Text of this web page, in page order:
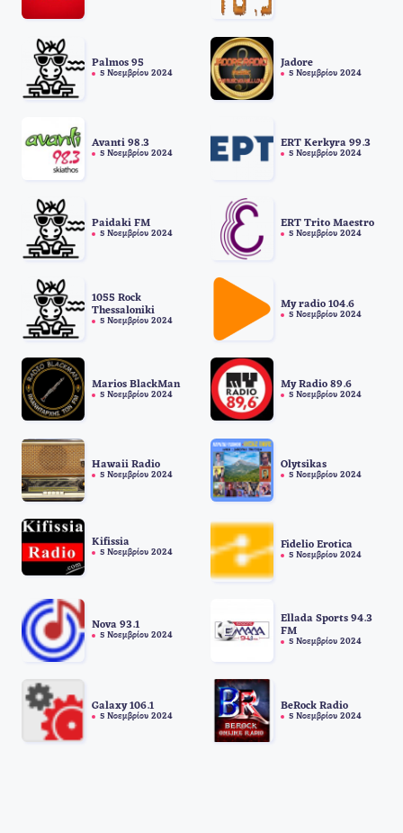
Palmos 95
5 Νοεμβρίου 2024
Jadore
5 Νοεμβρίου 2024
Avanti 98.3
5 Νοεμβρίου 2024
ERT Kerkyra 99.3
5 Νοεμβρίου 2024
Paidaki FM
5 Νοεμβρίου 2024
ERT Trito Maestro
5 Νοεμβρίου 2024
1055 Rock
Thessaloniki
5 Νοεμβρίου 2024
My radio 104.6
5 Νοεμβρίου 2024
Marios BlackMan
5 Νοεμβρίου 2024
My Radio 89.6
5 Νοεμβρίου 2024
Hawaii Radio
5 Νοεμβρίου 2024
Olytsikas
5 Νοεμβρίου 2024
Kifissia
5 Νοεμβρίου 2024
Fidelio Erotica
5 Νοεμβρίου 2024
Nova 93.1
5 Νοεμβρίου 2024
Ellada Sports 94.3
FM
5 Νοεμβρίου 2024
Galaxy 106.1
5 Νοεμβρίου 2024
BeRock Radio
5 Νοεμβρίου 2024